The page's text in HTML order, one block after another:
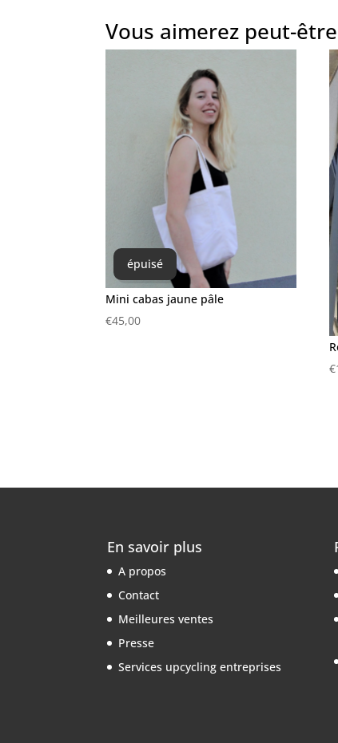
Vous aimerez peut-
épuisé
Mini cabas jaune pâle
€45,00
€
En savoir plus
A propos
Contact
Meilleures ventes
Presse
Services upcycling entreprises